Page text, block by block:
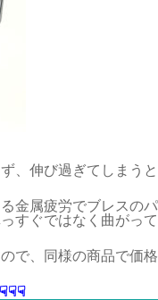
、伸び過ぎてしまうと
金属疲労でブレスのパ
すぐではなく曲がって
で、同様の商品で価格